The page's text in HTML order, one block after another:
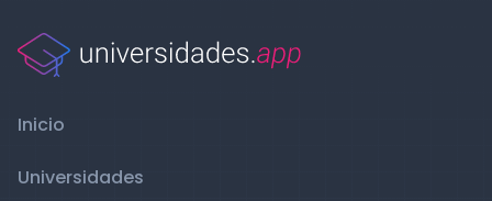
Inicio
Universidades